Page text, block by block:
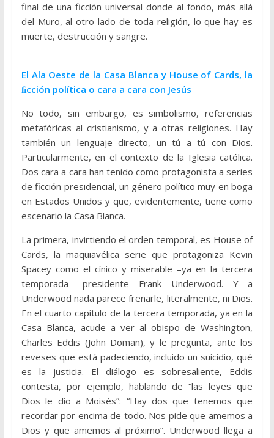
final de una ficción universal donde al fondo, más allá
del Muro, al otro lado de toda religión, lo que hay es
muerte, destrucción y sangre.
El Ala Oeste de la Casa Blanca y House of Cards, la
ﬁcción política o cara a cara con Jesús
No todo, sin embargo, es simbolismo, referencias
metafóricas al cristianismo, y a otras religiones. Hay
también un lenguaje directo, un tú a tú con Dios.
Particularmente, en el contexto de la Iglesia católica.
Dos cara a cara han tenido como protagonista a series
de ficción presidencial, un género político muy en boga
en Estados Unidos y que, evidentemente, tiene como
escenario la Casa Blanca.
La primera, invirtiendo el orden temporal, es House of
Cards, la maquiavélica serie que protagoniza Kevin
Spacey como el cínico y miserable –ya en la tercera
temporada– presidente Frank Underwood. Y a
Underwood nada parece frenarle, literalmente, ni Dios.
En el cuarto capítulo de la tercera temporada, ya en la
Casa Blanca, acude a ver al obispo de Washington,
Charles Eddis (John Doman), y le pregunta, ante los
reveses que está padeciendo, incluido un suicidio, qué
es la justicia. El diálogo es sobresaliente, Eddis
contesta, por ejemplo, hablando de “las leyes que
Dios le dio a Moisés”: “Hay dos que tenemos que
recordar por encima de todo. Nos pide que amemos a
Dios y que amemos al próximo”. Underwood llega a